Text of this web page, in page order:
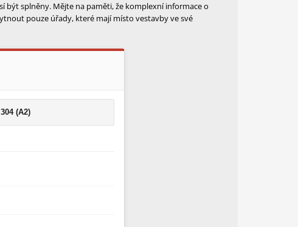
být splněny. Mějte na paměti, že komplexní informace o
pouze úřady, které mají místo vestavby ve své
(A2)